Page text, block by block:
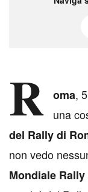
R oma,
una
del Rally di
non vedo
Mondiale Rally